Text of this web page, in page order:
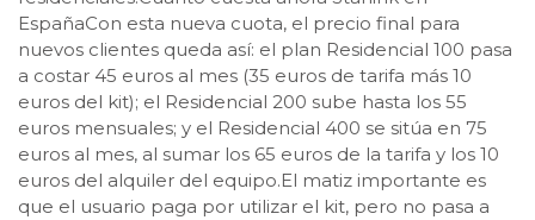
EspañaCon esta nueva cuota, el precio final para
nuevos clientes queda así: el plan Residencial 100 pasa
a costar 45 euros al mes (35 euros de tarifa más 10
euros del kit); el Residencial 200 sube hasta los 55
euros mensuales; y el Residencial 400 se sitúa en 75
euros al mes, al sumar los 65 euros de la tarifa y los 10
euros del alquiler del equipo.El matiz importante es
que el usuario paga por utilizar el kit, pero no pasa a